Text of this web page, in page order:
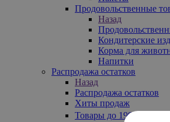
Продовольственные
Назад
Кондитерские
Корма для
Напитки
Распродажа остатков
Назад
Распродажа остатков
Хиты продаж
Товары до 199₽